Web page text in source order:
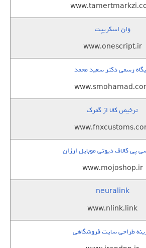
وان اسکریپت
www.onescript.ir
رسمی دکتر سعید محمد
ترخیص کالا از گمرک
پی کالاف دیوتی موبایل ارزان
www.mojoshop.ir
neuralink
www.nlink.link
طراحی سایت فروشگاهی